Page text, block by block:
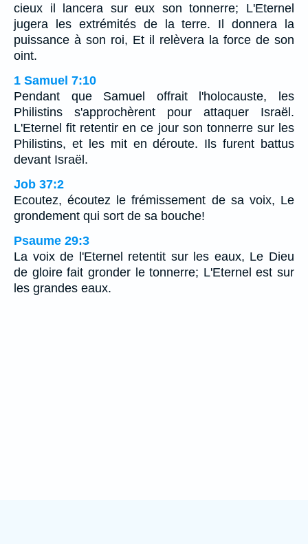
cieux il lancera sur eux son tonnerre; L'Eternel
jugera les extrémités de la terre. Il donnera la
puissance à son roi, Et il relèvera la force de son
oint.
1 Samuel 7:10
Pendant que Samuel offrait l'holocauste, les
Philistins s'approchèrent pour attaquer Israël.
L'Eternel fit retentir en ce jour son tonnerre sur les
Philistins, et les mit en déroute. Ils furent battus
devant Israël.
Job 37:2
Ecoutez, écoutez le frémissement de sa voix, Le
grondement qui sort de sa bouche!
Psaume 29:3
La voix de l'Eternel retentit sur les eaux, Le Dieu
de gloire fait gronder le tonnerre; L'Eternel est sur
les grandes eaux.